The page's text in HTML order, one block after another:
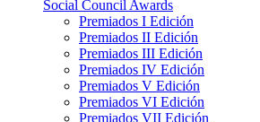
Social Council Awards
Premiados I Edición
Premiados II Edición
Premiados III Edición
Premiados IV Edición
Premiados V Edición
Premiados VI Edición
Premiados VII Edición